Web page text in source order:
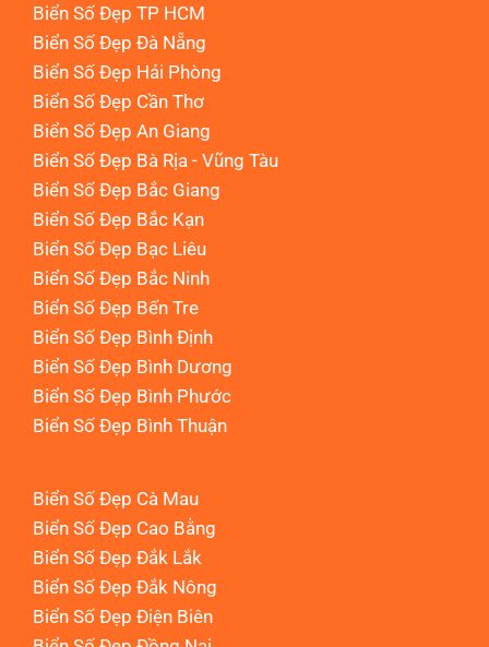
Biển Số Đẹp TP HCM
Biển Số Đẹp Đà Nẵng
Biển Số Đẹp Hải Phòng
Biển Số Đẹp Cần Thơ
Biển Số Đẹp An Giang
Biển Số Đẹp Bà Rịa - Vũng Tàu
Biển Số Đẹp Bắc Giang
Biển Số Đẹp Bắc Kạn
Biển Số Đẹp Bạc Liêu
Biển Số Đẹp Bắc Ninh
Biển Số Đẹp Bến Tre
Biển Số Đẹp Bình Định
Biển Số Đẹp Bình Dương
Biển Số Đẹp Bình Phước
Biển Số Đẹp Bình Thuận
Biển Số Đẹp Cà Mau
Biển Số Đẹp Cao Bằng
Biển Số Đẹp Đắk Lắk
Biển Số Đẹp Đắk Nông
Biển Số Đẹp Điện Biên